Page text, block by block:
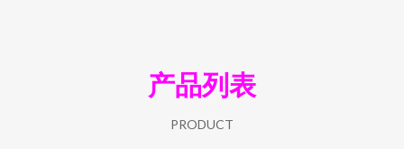
产品列表
PRODUCT